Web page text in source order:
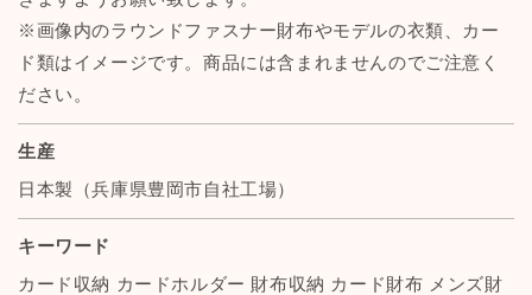
※画像内のラウンドファスナー財布やモデルの衣類、カー
ド類はイメージです。商品には含まれませんのでご注意く
ださい。
生産
日本製（兵庫県豊岡市自社工場）
キーワード
カード収納 カードホルダー 財布収納 カード財布 メンズ財